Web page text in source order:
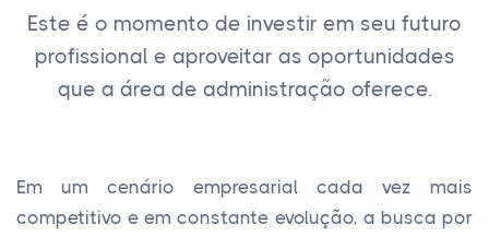
Este é o momento de investir em seu futuro
profissional e aproveitar as oportunidades
que a área de administração oferece.
Em um cenário empresarial cada vez mais
competitivo e em constante evolução, a busca por